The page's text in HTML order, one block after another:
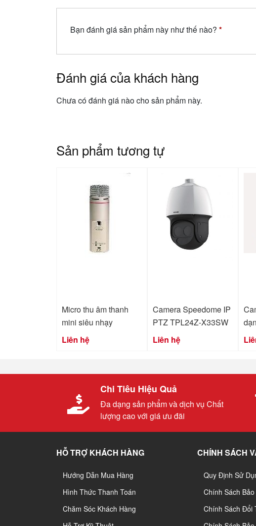
Bạn đánh giá sản phẩm này như thế nào? *
Đánh giá của khách hàng
Chưa có đánh giá nào cho sản phẩm này.
Sản phẩm tương tự
Micro thu âm thanh
mini siêu nhạy
Liên hệ
Camera Speedome IP
PTZ TPL24Z-X33SW
Liên hệ
Chi Tiêu Hiệu Quả
Đa dạng sản phẩm và dịch vụ Chất
lượng cao với giá ưu đãi
HỖ TRỢ KHÁCH HÀNG
Hướng Dẫn Mua Hàng
Hình Thức Thanh Toán
Chăm Sóc Khách Hàng
CHÍNH SÁCH
Quy Định Sử
Chính Sách
Chính Sách Đổi